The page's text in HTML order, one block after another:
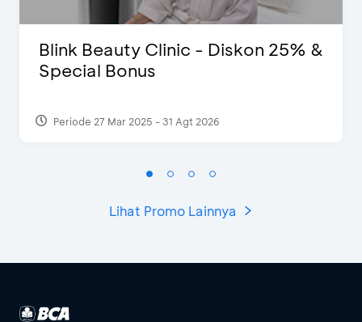
Blink Beauty Clinic - Diskon 25% &
Special Bonus
Periode 27 Mar 2025 - 31 Agt 2026
Lihat Promo Lainnya